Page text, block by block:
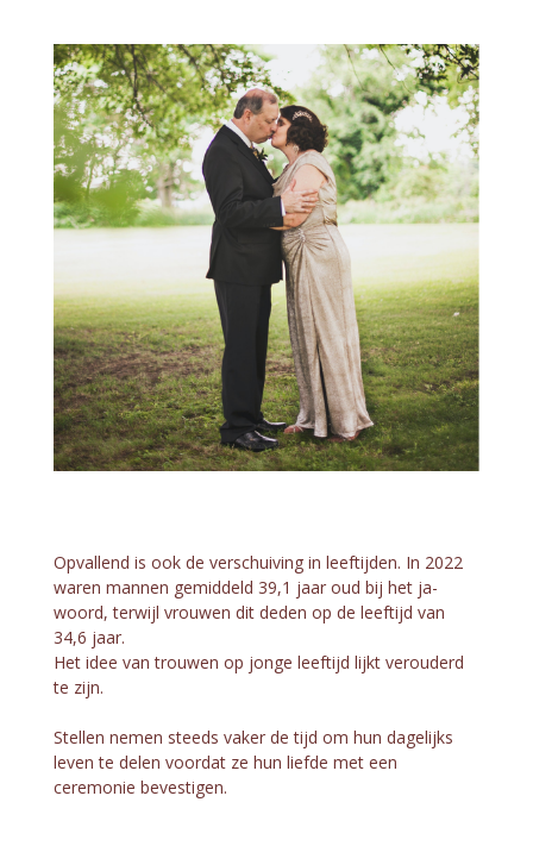
Opvallend is ook de verschuiving in leeftijden. In 2022
waren mannen gemiddeld 39,1 jaar oud bij het ja-
woord, terwijl vrouwen dit deden op de leeftijd van
34,6 jaar.
Het idee van trouwen op jonge leeftijd lijkt verouderd
te zijn.
Stellen nemen steeds vaker de tijd om hun dagelijks
leven te delen voordat ze hun liefde met een
ceremonie bevestigen.